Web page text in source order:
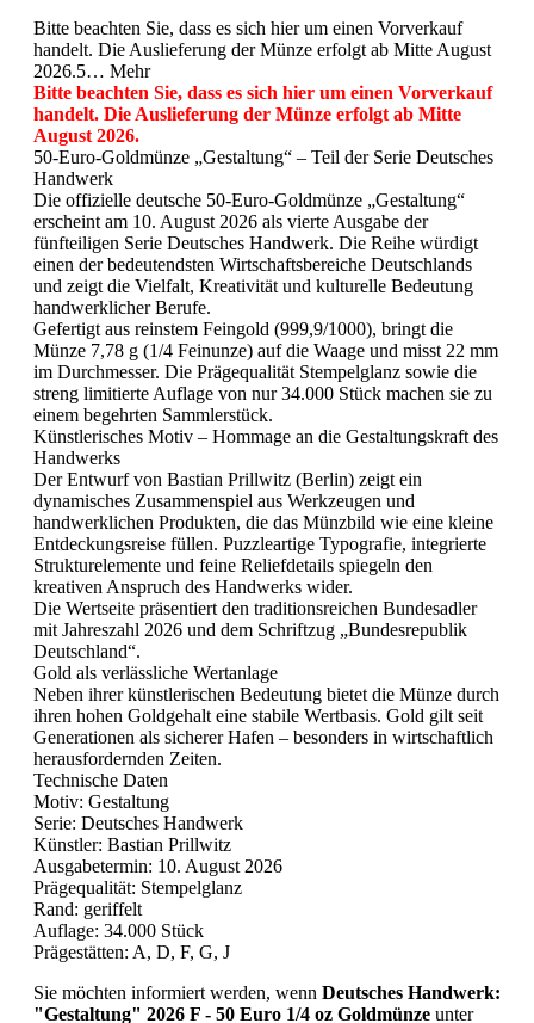
Bitte beachten Sie, dass es sich hier um einen Vorverkauf
handelt. Die Auslieferung der Münze erfolgt ab Mitte August
2026.5… Mehr
Bitte beachten Sie, dass es sich hier um einen Vorverkauf
handelt. Die Auslieferung der Münze erfolgt ab Mitte
August 2026.
50‑Euro‑Goldmünze „Gestaltung“ – Teil der Serie Deutsches
Handwerk
Die offizielle deutsche 50‑Euro‑Goldmünze „Gestaltung“
erscheint am 10. August 2026 als vierte Ausgabe der
fünfteiligen Serie Deutsches Handwerk. Die Reihe würdigt
einen der bedeutendsten Wirtschaftsbereiche Deutschlands
und zeigt die Vielfalt, Kreativität und kulturelle Bedeutung
handwerklicher Berufe.
Gefertigt aus reinstem Feingold (999,9/1000), bringt die
Münze 7,78 g (1/4 Feinunze) auf die Waage und misst 22 mm
im Durchmesser. Die Prägequalität Stempelglanz sowie die
streng limitierte Auflage von nur 34.000 Stück machen sie zu
einem begehrten Sammlerstück.
Künstlerisches Motiv – Hommage an die Gestaltungskraft des
Handwerks
Der Entwurf von Bastian Prillwitz (Berlin) zeigt ein
dynamisches Zusammenspiel aus Werkzeugen und
handwerklichen Produkten, die das Münzbild wie eine kleine
Entdeckungsreise füllen. Puzzleartige Typografie, integrierte
Strukturelemente und feine Reliefdetails spiegeln den
kreativen Anspruch des Handwerks wider.
Die Wertseite präsentiert den traditionsreichen Bundesadler
mit Jahreszahl 2026 und dem Schriftzug „Bundesrepublik
Deutschland“.
Gold als verlässliche Wertanlage
Neben ihrer künstlerischen Bedeutung bietet die Münze durch
ihren hohen Goldgehalt eine stabile Wertbasis. Gold gilt seit
Generationen als sicherer Hafen – besonders in wirtschaftlich
herausfordernden Zeiten.
Technische Daten
Motiv: Gestaltung
Serie: Deutsches Handwerk
Künstler: Bastian Prillwitz
Ausgabetermin: 10. August 2026
Prägequalität: Stempelglanz
Rand: geriffelt
Auflage: 34.000 Stück
Prägestätten: A, D, F, G, J
Sie möchten informiert werden, wenn Deutsches Handwerk:
"Gestaltung" 2026 F - 50 Euro 1/4 oz Goldmünze unter